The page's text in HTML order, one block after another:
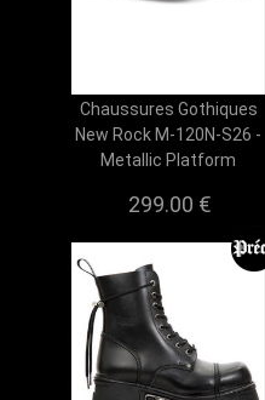
Chaussures Gothiques
New Rock M-120N-S26 -
Metallic Platform
299.00 €